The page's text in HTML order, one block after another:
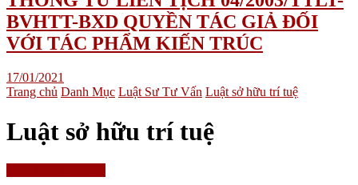
BVHTT-BXD QUYỀN TÁC GIẢ ĐỐI
VỚI TÁC PHẨM KIẾN TRÚC
17/01/2021
Trang chủ Danh Mục Luật Sư Tư Vấn Luật sở hữu trí tuệ
Luật sở hữu trí tuệ